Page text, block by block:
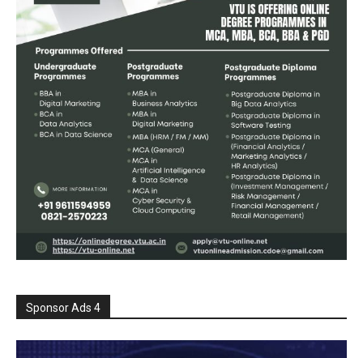
Sponsor Ads 4